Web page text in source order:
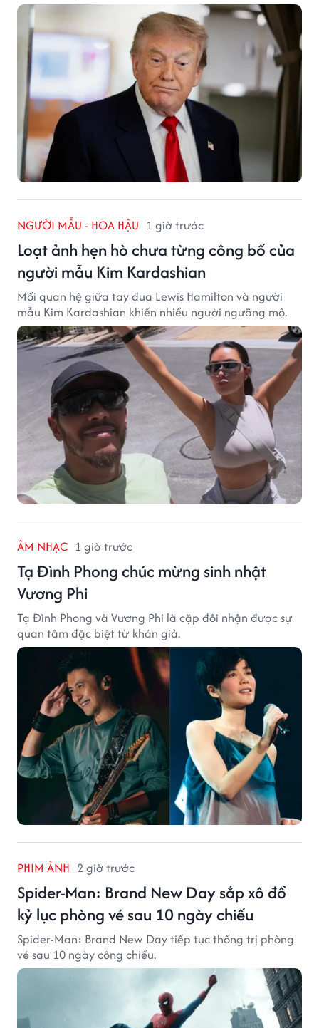
NGƯỜI MẪU - HOA HẬU 1 giờ trước
Loạt ảnh hẹn hò chưa từng công bố của
người mẫu Kim Kardashian
Mối quan hệ giữa tay đua Lewis Hamilton và người
mẫu Kim Kardashian khiến nhiều người ngưỡng mộ.
ÂM NHẠC 1 giờ trước
Tạ Đình Phong chúc mừng sinh nhật
Vương Phi
Tạ Đình Phong và Vương Phi là cặp đôi nhận được sự
quan tâm đặc biệt từ khán giả.
PHIM ẢNH 2 giờ trước
Spider-Man: Brand New Day sắp xô đổ
kỷ lục phòng vé sau 10 ngày chiếu
Spider-Man: Brand New Day tiếp tục thống trị phòng
vé sau 10 ngày công chiếu.